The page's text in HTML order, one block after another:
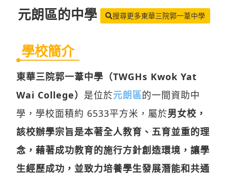
元朗區的中學 搜尋更多東華三院郭一葦中學
學校簡介
東華三院郭一葦中學（TWGHs Kwok Yat
Wai College） 是位於元朗區的一間資助中
學，學校面積約 6533平方米，屬於男女校，
該校辦學宗旨是本著全人教育、五育並重的理
念，藉著成功教育的施行方針創造環境，讓學
生經歷成功，並致力培養學生發展潛能和共通